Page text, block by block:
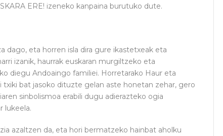
ERE! izeneko kanpaina burutuko dute.
dago, eta horren isla dira gure ikastetxeak eta
izanik, haurrak euskaran murgiltzeko eta
diegu Andoaingo familiei. Horretarako Haur eta
bat jasoko dituzte gelan aste honetan zehar, gero
sinbolismoa erabili dugu adierazteko ogia
lukeela.
azaltzen da, eta hori bermatzeko hainbat aholku